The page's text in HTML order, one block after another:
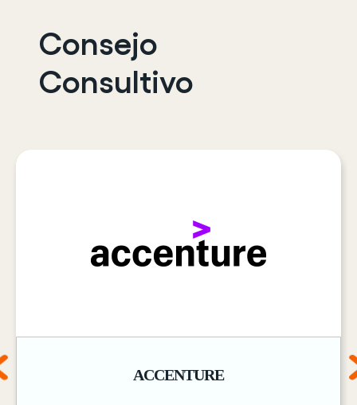
MADRID
Consejo
Consultivo
ACCENTURE